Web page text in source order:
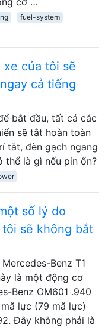
fuel-system
xe của tôi sẽ
cả tiếng
bắt đầu, tất cả các
sẽ tắt hoàn toàn
tắt, đèn gạch ngang
thể là gì nếu pin ổn?
số lý do
sẽ không bắt
Benz T1
là một động cơ
Benz OM601 .940
lực (79 mã lực)
Đây không phải là